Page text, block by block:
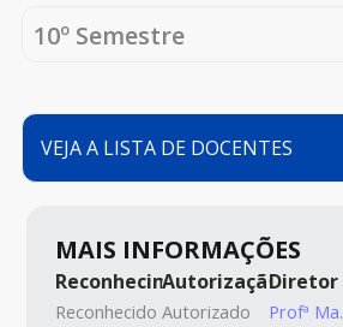
10º Semestre
VEJA A LISTA DE DOCENTES
MAIS INFORMAÇÕES
Reconhecimento
Reconhecido
Autorização
Autorizado
Diretor
Profª Ma.